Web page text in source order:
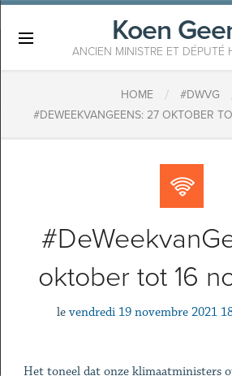
Koen
ANCIEN MINISTRE ET DÉPUTÉ
HOME / #DWVG
#DEWEEKVANGEENS: 27 OKTOBER
oktober tot 16
le vendredi 19 novembre 2021
Het toneel dat onze klimaatministers